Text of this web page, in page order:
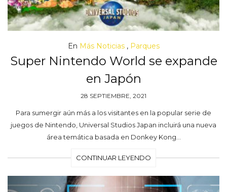
En Más Noticias, Parques
Super Nintendo World se expande
en Japón
28 SEPTIEMBRE, 2021
Para sumergir aún más a los visitantes en la popular serie de
juegos de Nintendo, Universal Studios Japan incluirá una nueva
área temática basada en Donkey Kong…
CONTINUAR LEYENDO